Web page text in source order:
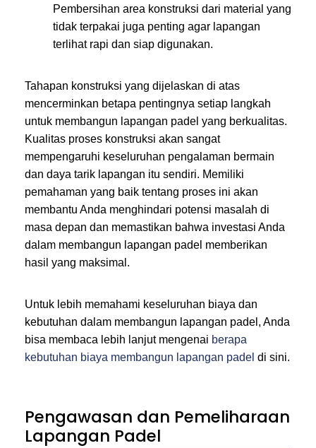
Pembersihan area konstruksi dari material yang
tidak terpakai juga penting agar lapangan
terlihat rapi dan siap digunakan.
Tahapan konstruksi yang dijelaskan di atas
mencerminkan betapa pentingnya setiap langkah
untuk membangun lapangan padel yang berkualitas.
Kualitas proses konstruksi akan sangat
mempengaruhi keseluruhan pengalaman bermain
dan daya tarik lapangan itu sendiri. Memiliki
pemahaman yang baik tentang proses ini akan
membantu Anda menghindari potensi masalah di
masa depan dan memastikan bahwa investasi Anda
dalam membangun lapangan padel memberikan
hasil yang maksimal.
Untuk lebih memahami keseluruhan biaya dan
kebutuhan dalam membangun lapangan padel, Anda
bisa membaca lebih lanjut mengenai berapa
kebutuhan biaya membangun lapangan padel di sini.
Pengawasan dan Pemeliharaan
Lapangan Padel